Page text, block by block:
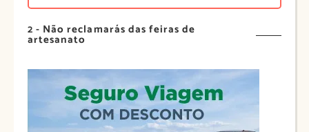
2 - Não reclamarás das feiras de
artesanato